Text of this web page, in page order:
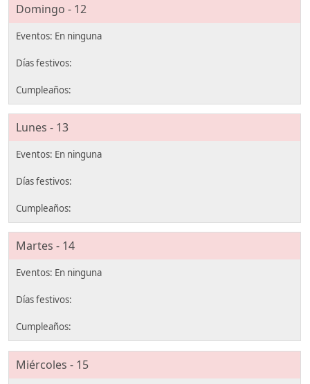
Domingo - 12
Lunes - 13
Martes - 14
Miércoles - 15